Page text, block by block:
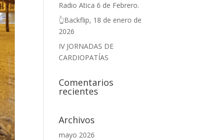
Radio Atica 6 de Febrero.
👆Backflip, 18 de enero de
2026
IV JORNADAS DE
CARDIOPATÍAS
Comentarios
recientes
Archivos
mayo 2026